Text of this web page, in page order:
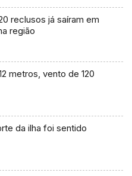
reclusos já saíram em
região
metros, vento de 120
da ilha foi sentido